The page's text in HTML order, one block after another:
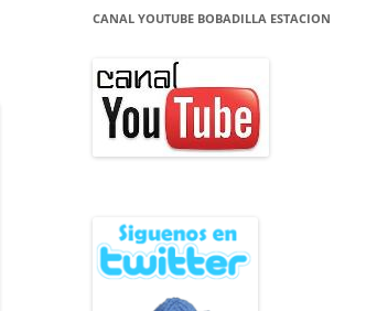
CANAL YOUTUBE BOBADILLA ESTACION